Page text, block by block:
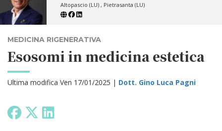
Altopascio (LU) , Pietrasanta (LU)
MEDICINA RIGENERATIVA
Esosomi in medicina estetica
Ultima modifica Ven 17/01/2025 | Dott. Gino Luca Pagni